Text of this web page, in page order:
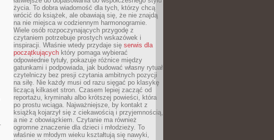
życia. To dobra wiadomość dla tych, którzy chcą
wrócić do książek, ale obawiają się, że nie znajdą
na nie miejsca w codziennym harmonogramie.
Wiele osób rozpoczynających przygodę z
czytaniem potrzebuje prostych wskazówek i
inspiracji. Właśnie wtedy przydaje się serwis dla
początkujących który pomaga wybierać
odpowiednie tytuły, pokazuje różnice między
gatunkami i podpowiada, jak budować własny rytuał
czytelniczy bez presji czytania ambitnych pozycji
na siłę. Nie każdy musi od razu sięgać po klasykę
liczącą kilkaset stron. Czasem lepiej zacząć od
reportażu, kryminału albo krótszej powieści, która
po prostu wciąga. Najważniejsze, by kontakt z
książką kojarzył się z ciekawością i przyjemnością,
a nie z obowiązkiem. Czytanie ma również
ogromne znaczenie dla dzieci i młodzieży. To
właśnie w młodym wieku kształtują się nawyki,